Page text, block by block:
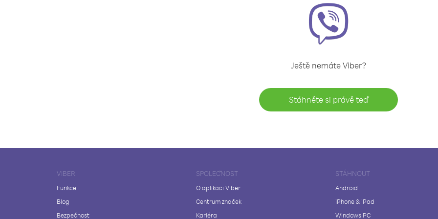
Ještě nemáte Viber?
Stáhněte si právě teď
VIBER
Funkce
Blog
Bezpečnost
SPOLEČNOST
O aplikaci Viber
Centrum značek
Kariéra
STÁHNOUT
Android
iPhone & iPad
Windows PC